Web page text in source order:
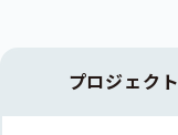
プロジェクト